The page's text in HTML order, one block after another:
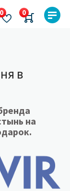
в
на